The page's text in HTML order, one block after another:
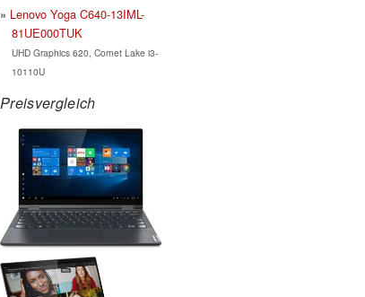
Lenovo Yoga C640-13IML-
81UE000TUK
UHD Graphics 620, Comet Lake i3-
10110U
Preisvergleich